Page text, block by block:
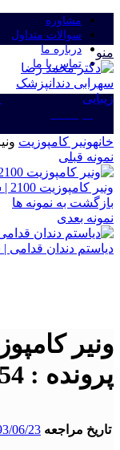
مشاوره
سوالات متداول
درباره ما
تماس با ما
منو
خانهونیر کامپوزیت ونیر
نمونه قبلی
ونیر کامپوزیت 2100 | شماره پرونده : 2100
بازگشت به نمونه ها
نمونه بعدی
دیاستم دندان قدامی |
پرونده : 1054
تاریخ مراجعه 06/23